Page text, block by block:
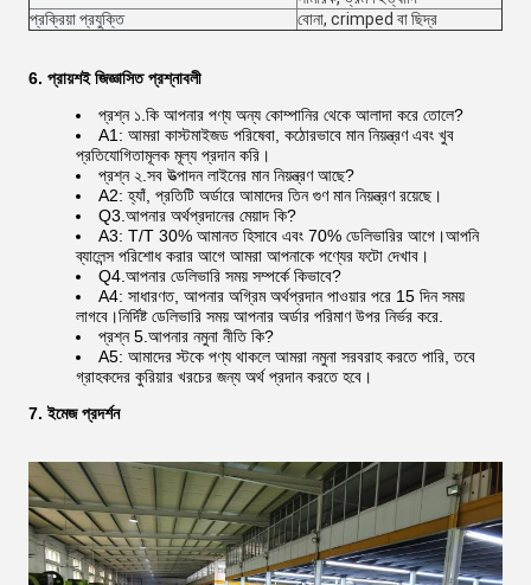
প্রক্রিয়া প্রযুক্তি
বোনা, crimped বা ছিদ্র
6. প্রায়শই জিজ্ঞাসিত প্রশ্নাবলী
প্রশ্ন ১.কি আপনার পণ্য অন্য কোম্পানির থেকে আলাদা করে তোলে?
A1: আমরা কাস্টমাইজড পরিষেবা, কঠোরভাবে মান নিয়ন্ত্রণ এবং খুব
প্রতিযোগিতামূলক মূল্য প্রদান করি।
প্রশ্ন ২.সব উত্পাদন লাইনের মান নিয়ন্ত্রণ আছে?
A2: হ্যাঁ, প্রতিটি অর্ডারে আমাদের তিন গুণ মান নিয়ন্ত্রণ রয়েছে।
Q3.আপনার অর্থপ্রদানের মেয়াদ কি?
A3: T/T 30% আমানত হিসাবে এবং 70% ডেলিভারির আগে।আপনি
ব্যালেন্স পরিশোধ করার আগে আমরা আপনাকে পণ্যের ফটো দেখাব।
Q4.আপনার ডেলিভারি সময় সম্পর্কে কিভাবে?
A4: সাধারণত, আপনার অগ্রিম অর্থপ্রদান পাওয়ার পরে 15 দিন সময়
লাগবে।নির্দিষ্ট ডেলিভারি সময় আপনার অর্ডার পরিমাণ উপর নির্ভর করে.
প্রশ্ন 5.আপনার নমুনা নীতি কি?
A5: আমাদের স্টকে পণ্য থাকলে আমরা নমুনা সরবরাহ করতে পারি, তবে
গ্রাহকদের কুরিয়ার খরচের জন্য অর্থ প্রদান করতে হবে।
7. ইমেজ প্রদর্শন